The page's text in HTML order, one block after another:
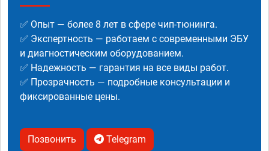
✅ Опыт — более 8 лет в сфере чип-тюнинга.
✅ Экспертность — работаем с современными ЭБУ
и диагностическим оборудованием.
✅ Надежность — гарантия на все виды работ.
✅ Прозрачность — подробные консультации и
фиксированные цены.
Позвонить Telegram